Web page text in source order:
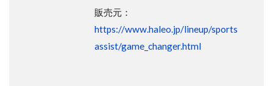
販売元：
https://www.haleo.jp/lineup/sports
assist/game_changer.html